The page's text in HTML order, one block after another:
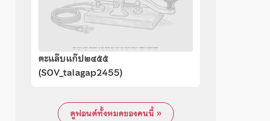
ตะแล๊บแก๊ป๒๔๕๕
(SOV_talagap2455)
ดูฟอนต์ทั้งหมดของคนนี้ »